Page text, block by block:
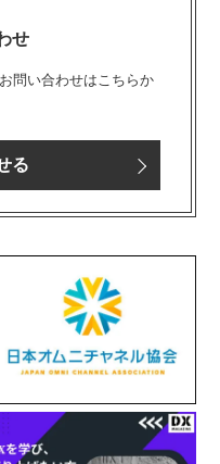
せ
問い合わせはこちらか
る